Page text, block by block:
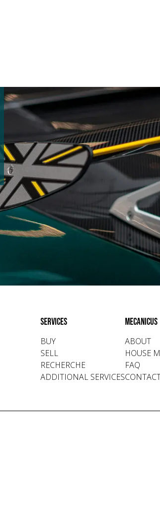
Services
BUY
SELL
RECHERCHE
ADDITIONAL SERVICES
Mecanicus
ABOUT
HOUSE
FAQ